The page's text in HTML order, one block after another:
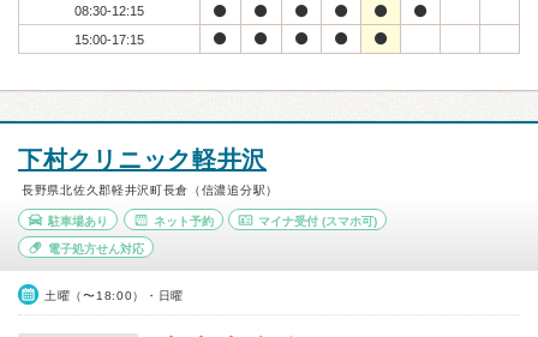
08:30-12:15
15:00-17:15
下村クリニック軽井沢
長野県北佐久郡軽井沢町長倉（信濃追分駅）
駐車場あり ネット予約 マイナ受付 (スマホ可)
電子処方せん対応
土曜（〜18:00）・日曜